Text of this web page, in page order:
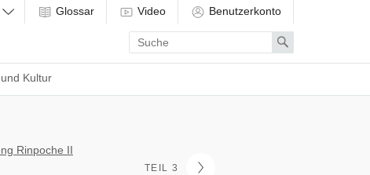
Kultur
Glossar Video Benutzerkonto
Enter
search
term
Search
Rinpoche II
TEIL 3